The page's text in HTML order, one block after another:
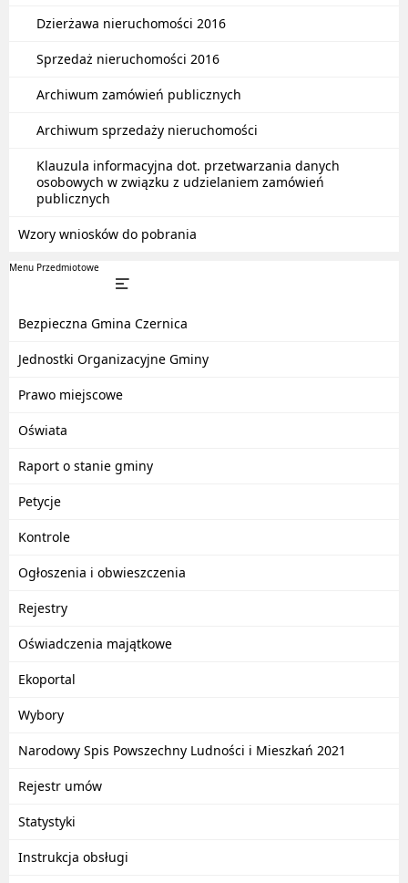
Dzierżawa nieruchomości 2016
Sprzedaż nieruchomości 2016
Archiwum zamówień publicznych
Archiwum sprzedaży nieruchomości
Klauzula informacyjna dot. przetwarzania danych
osobowych w związku z udzielaniem zamówień
publicznych
Wzory wniosków do pobrania
Menu Przedmiotowe
Bezpieczna Gmina Czernica
Jednostki Organizacyjne Gminy
Prawo miejscowe
Oświata
Raport o stanie gminy
Petycje
Kontrole
Ogłoszenia i obwieszczenia
Rejestry
Oświadczenia majątkowe
Ekoportal
Wybory
Narodowy Spis Powszechny Ludności i Mieszkań 2021
Rejestr umów
Statystyki
Instrukcja obsługi